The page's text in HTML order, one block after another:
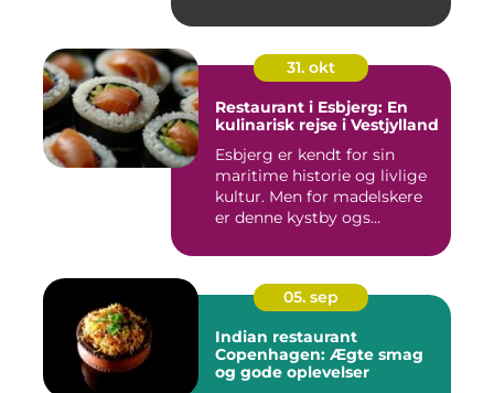
31. okt
Restaurant i Esbjerg: En
kulinarisk rejse i Vestjylland
Esbjerg er kendt for sin
maritime historie og livlige
kultur. Men for madelskere
er denne kystby ogs...
05. sep
Indian restaurant
Copenhagen: Ægte smag
og gode oplevelser